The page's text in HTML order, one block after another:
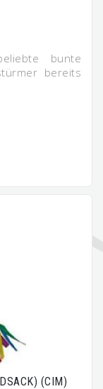
bunte
bereits
(CIM)